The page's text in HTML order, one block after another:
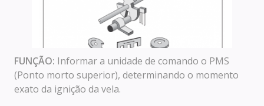
FUNÇÃO: Informar a unidade de comando o PMS
(Ponto morto superior), determinando o momento
exato da ignição da vela.